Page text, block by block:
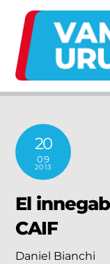
content
20
09
2013
El
CAIF
Daniel Bianchi